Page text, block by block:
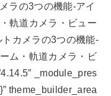
ラの3つの機能-アイ
軌道カメラ・ビュー
トカメラの3つの機能-
ム・軌道カメラ・ビ
_module_pres
theme_builder_area